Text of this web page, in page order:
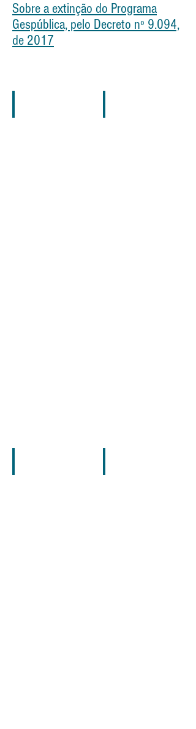
Sobre a extinção do Programa
Gespública, pelo Decreto nº 9.094,
de 2017